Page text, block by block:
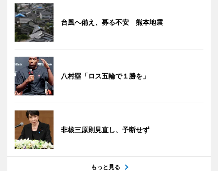
台風へ備え、募る不安 熊本地震
八村塁「ロス五輪で１勝を」
非核三原則見直し、予断せず
もっと見る